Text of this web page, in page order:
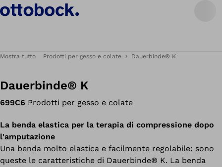
Mostra tutto Prodotti per gesso e colate Dauerbinde® K
Dauerbinde® K
699C6 Prodotti per gesso e colate
La benda elastica per la terapia di compressione dopo
l'amputazione
Una benda molto elastica e facilmente regolabile: sono
queste le caratteristiche di Dauerbinde® K. La benda